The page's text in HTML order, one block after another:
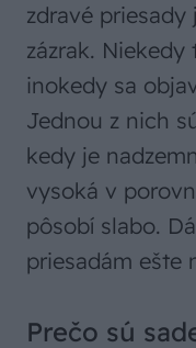
zdravé
zázrak.
inokedy sa
Jednou z nich
kedy je
vysoká v
pôsobí slabo.
priesadám ešte
Prečo sú